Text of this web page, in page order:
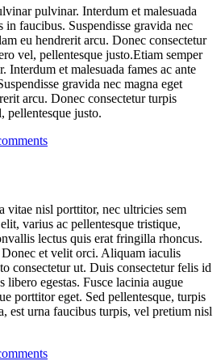
pulvinar. Interdum et malesuada
in faucibus. Suspendisse gravida nec
eu hendrerit arcu. Donec consectetur
vel, pellentesque justo.Etiam semper
Interdum et malesuada fames ac ante
gravida nec magna eget
arcu. Donec consectetur turpis
pellentesque justo.
vitae nisl porttitor, nec ultricies sem
varius ac pellentesque tristique,
lectus quis erat fringilla rhoncus.
et velit orci. Aliquam iaculis
consectetur ut. Duis consectetur felis id
libero egestas. Fusce lacinia augue
porttitor eget. Sed pellentesque, turpis
est urna faucibus turpis, vel pretium nisl